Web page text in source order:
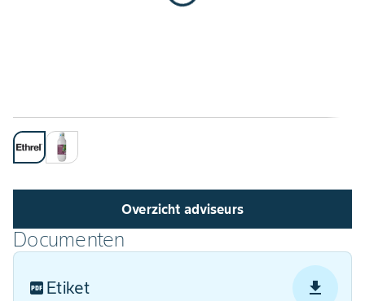
Overzicht adviseurs
Documenten
Etiket